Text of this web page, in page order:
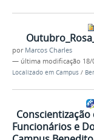
por Marcos Charles
— última modificação 18/
Localizado em Campus /
Conscientização
Funcionários e